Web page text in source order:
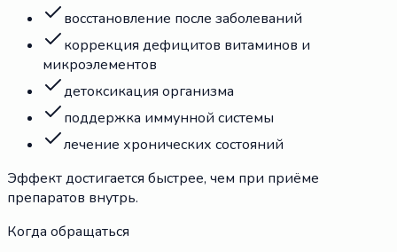
восстановление после заболеваний
коррекция дефицитов витаминов и
микроэлементов
детоксикация организма
поддержка иммунной системы
лечение хронических состояний
Эффект достигается быстрее, чем при приёме
препаратов внутрь.
Когда обращаться